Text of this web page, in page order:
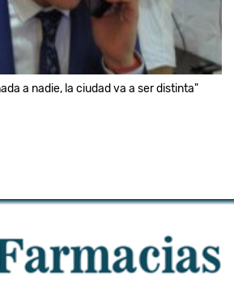
a nadie, la ciudad va a ser distinta"